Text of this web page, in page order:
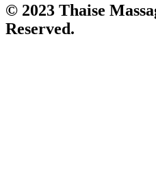
© 2023 Thaise
Reserved.